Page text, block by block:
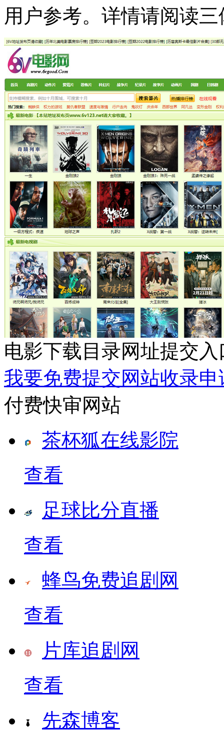
用户参考。详情请阅读
电影下载目录网址提交入
我要免费提交网站收录申
付费快审网站
茶杯狐在线影院
查看
足球比分直播
查看
蜂鸟免费追剧网
查看
片库追剧网
查看
先森博客